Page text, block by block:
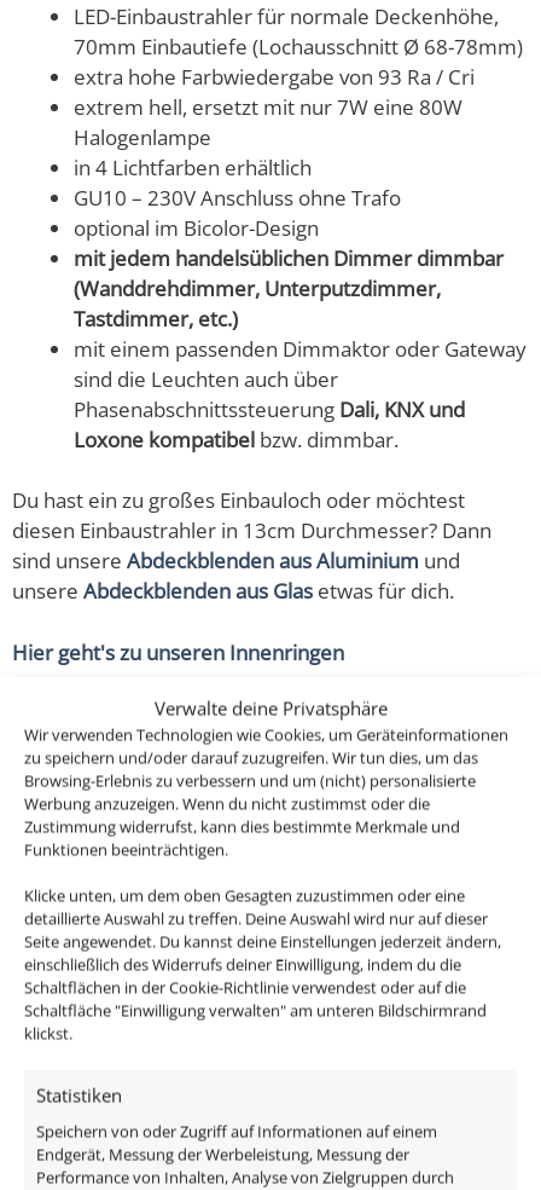
Verwalte deine Privatsphäre
Wir verwenden Technologien wie Cookies, um Geräteinformationen
zu speichern und/oder darauf zuzugreifen. Wir tun dies, um das
Browsing-Erlebnis zu verbessern und um (nicht) personalisierte
Werbung anzuzeigen. Wenn du nicht zustimmst oder die
Zustimmung widerrufst, kann dies bestimmte Merkmale und
Funktionen beeinträchtigen.
Klicke unten, um dem oben Gesagten zuzustimmen oder eine
detaillierte Auswahl zu treffen. Deine Auswahl wird nur auf dieser
Seite angewendet. Du kannst deine Einstellungen jederzeit ändern,
einschließlich des Widerrufs deiner Einwilligung, indem du die
Schaltflächen in der Cookie-Richtlinie verwendest oder auf die
Schaltfläche "Einwilligung verwalten" am unteren Bildschirmrand
klickst.
Statistiken
Speichern von oder Zugriff auf Informationen auf einem
Endgerät, Messung der Werbeleistung, Messung der
Performance von Inhalten, Analyse von Zielgruppen durch
LED-Einbaustrahler für normale Deckenhöhe,
70mm Einbautiefe (Lochausschnitt Ø 68-78mm)
extra hohe Farbwiedergabe von 93 Ra / Cri
extrem hell, ersetzt mit nur 7W eine 80W
Halogenlampe
in 4 Lichtfarben erhältlich
GU10 – 230V Anschluss ohne Trafo
optional im Bicolor-Design
mit jedem handelsüblichen Dimmer dimmbar
(Wanddrehdimmer, Unterputzdimmer,
Tastdimmer, etc.)
mit einem passenden Dimmaktor oder Gateway
sind die Leuchten auch über
Phasenabschnittssteuerung Dali, KNX und
Loxone kompatibel bzw. dimmbar.
Du hast ein zu großes Einbauloch oder möchtest
diesen Einbaustrahler in 13cm Durchmesser? Dann
sind unsere Abdeckblenden aus Aluminium und
unsere Abdeckblenden aus Glas etwas für dich.
Hier geht's zu unseren Innenringen
Classic-Line Forma: GU10 LED Einbaustrahler in tollen
und einzigartigen Single- & Bicolor-Designs. Hergestellt
aus CNC-gefrästem Aluminium mit hochwertigem,
austauschbarem Leuchtmittel, Direktanschluss an
230V – ohne Trafo.
Passendes Zubehör:
DALI Dimmaktor
Funkdimmer
Zigbee / Philips Hue
Milchglasfront mit einem extra großen Abstrahlwinkel
von 120°, ist austauschbar und ist direkt
anschlussfertig an 230V, da alle benötigten